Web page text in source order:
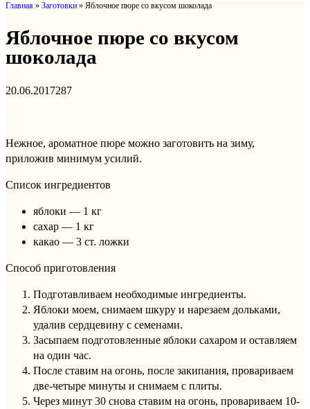
Главная » Заготовки » Яблочное пюре со вкусом шоколада
Яблочное пюре со вкусом
шоколада
20.06.2017287
Нежное, ароматное пюре можно заготовить на зиму,
приложив минимум усилий.
Список ингредиентов
яблоки — 1 кг
сахар — 1 кг
какао — 3 ст. ложки
Способ приготовления
Подготавливаем необходимые ингредиенты.
Яблоки моем, снимаем шкуру и нарезаем дольками,
удалив сердцевину с семенами.
Засыпаем подготовленные яблоки сахаром и оставляем
на один час.
После ставим на огонь, после закипания, провариваем
две-четыре минуты и снимаем с плиты.
Через минут 30 снова ставим на огонь, провариваем 10-